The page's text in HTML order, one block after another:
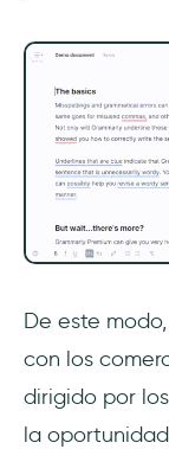
De este
con los
dirigido por
la